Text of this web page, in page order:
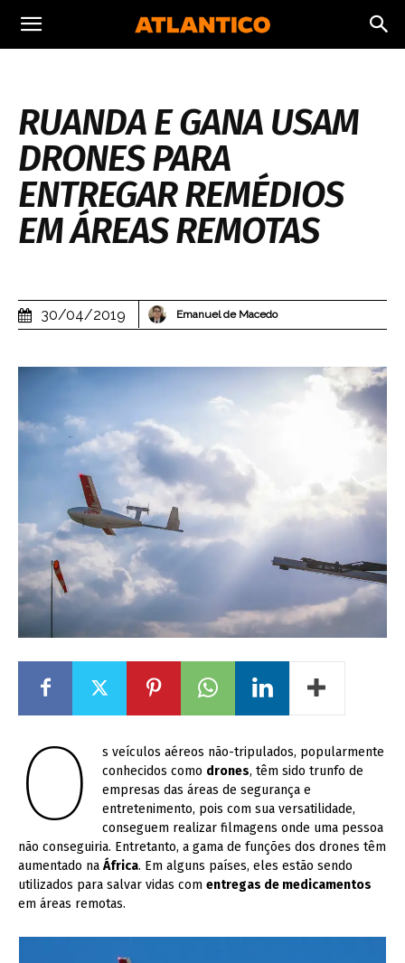
RUANDA E GANA USAM
DRONES PARA
ENTREGAR REMÉDIOS
EM ÁREAS REMOTAS
30/04/2019 Emanuel de Macedo
O
s veículos aéreos não-tripulados, popularmente
conhecidos como drones, têm sido trunfo de
empresas das áreas de segurança e
entretenimento, pois com sua versatilidade,
conseguem realizar filmagens onde uma pessoa
não conseguiria. Entretanto, a gama de funções dos drones têm
aumentado na África. Em alguns países, eles estão sendo
utilizados para salvar vidas com entregas de medicamentos
em áreas remotas.